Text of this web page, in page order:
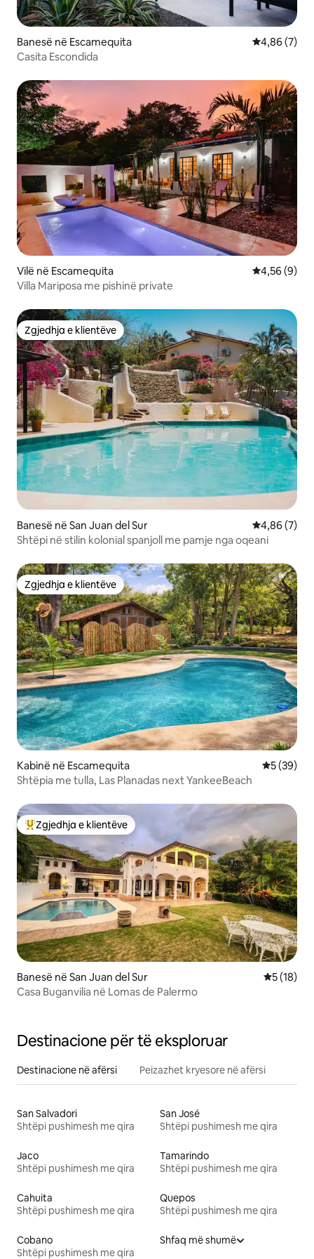
Banesë në Escamequita Vlerësimi
4,86 (7)
Casita Escondida
Vilë në Escamequita Vlerësimi
4,56 (9)
Villa Mariposa me pishinë private
Zgjedhja e klientëve
Zgjedhja e klientëve
Banesë në San Juan del Sur Vlerësimi
4,86 (7)
Shtëpi në stilin kolonial spanjoll me pamje nga oqeani
Zgjedhja e klientëve
Zgjedhja e klientëve
Kabinë në Escamequita Vlerësimi
5 (39)
Shtëpia me tulla, Las Planadas next YankeeBeach
Më të mirat e zgjedhjeve të klientëve
Zgjedhja e klientëve
Banesë në San Juan del Sur Vlerësimi
5 (18)
Casa Buganvilia në Lomas de Palermo
Destinacione për të eksploruar
Destinacione në afërsi Peizazhet kryesore në afërsi
San Salvadori
Shtëpi pushimesh me qira
San José
Shtëpi pushimesh me qira
Jaco
Shtëpi pushimesh me qira
Tamarindo
Shtëpi pushimesh me qira
Cahuita
Shtëpi pushimesh me qira
Quepos
Shtëpi pushimesh me qira
Cobano
Shtëpi pushimesh me qira
Shfaq më shumë